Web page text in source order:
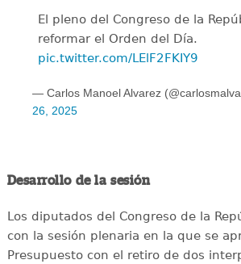
El pleno del Congreso de la
reformar el Orden del Día.
pic.twitter.com/LElF2FKIY9
— Carlos Manoel Alvarez
26, 2025
Desarrollo de la sesión
Los diputados del Congreso de la
con la sesión plenaria en la que se
Presupuesto con el retiro de dos